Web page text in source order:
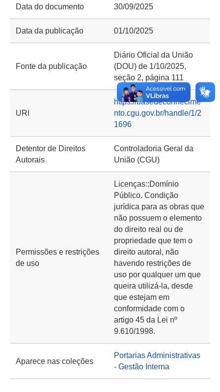
Data do documento 30/09/2025
Data da publicação 01/10/2025
Fonte da publicação
Diário Oficial da União
(DOU) de 1/10/2025,
seção 2, página 111
URI
https://basedeconhecime
nto.cgu.gov.br/handle/1/2
1696
Detentor de Direitos
Autorais
Controladoria Geral da
União (CGU)
Permissões e restrições
de uso
Licenças::Domínio
Público. Condição
jurídica para as obras que
não possuem o elemento
do direito real ou de
propriedade que tem o
direito autoral, não
havendo restrições de
uso por qualquer um que
queira utilizá-la, desde
que estejam em
conformidade com o
artigo 45 da Lei nº
9.610/1998.
Aparece nas coleções
Portarias Administrativas
- Gestão Interna